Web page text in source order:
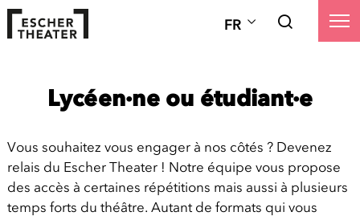
FR
Lycéen·ne ou étudiant·e
Vous souhaitez vous engager à nos côtés ? Devenez
relais du Escher Theater ! Notre équipe vous propose
des accès à certaines répétitions mais aussi à plusieurs
temps forts du théâtre. Autant de formats qui vous